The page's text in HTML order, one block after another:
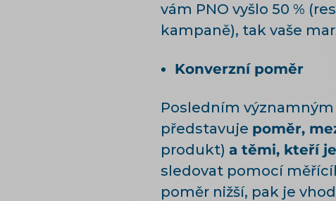
vám PNO vyšlo 50 %
kampaně), tak vaše
Konverzní poměr
Posledním
představuje poměr,
produkt) a těmi, kteří
sledovat pomocí
poměr nižší, pak je